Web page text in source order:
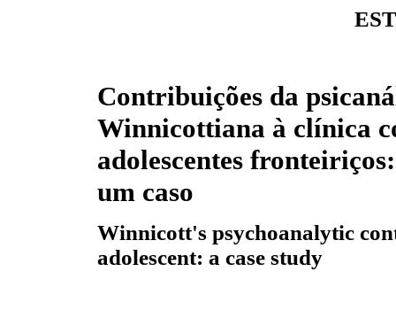
Contribuições da
Winnicottiana à clínica
adolescentes fronteiriços:
um caso
Winnicott's psychoanalytic
adolescent: a case study